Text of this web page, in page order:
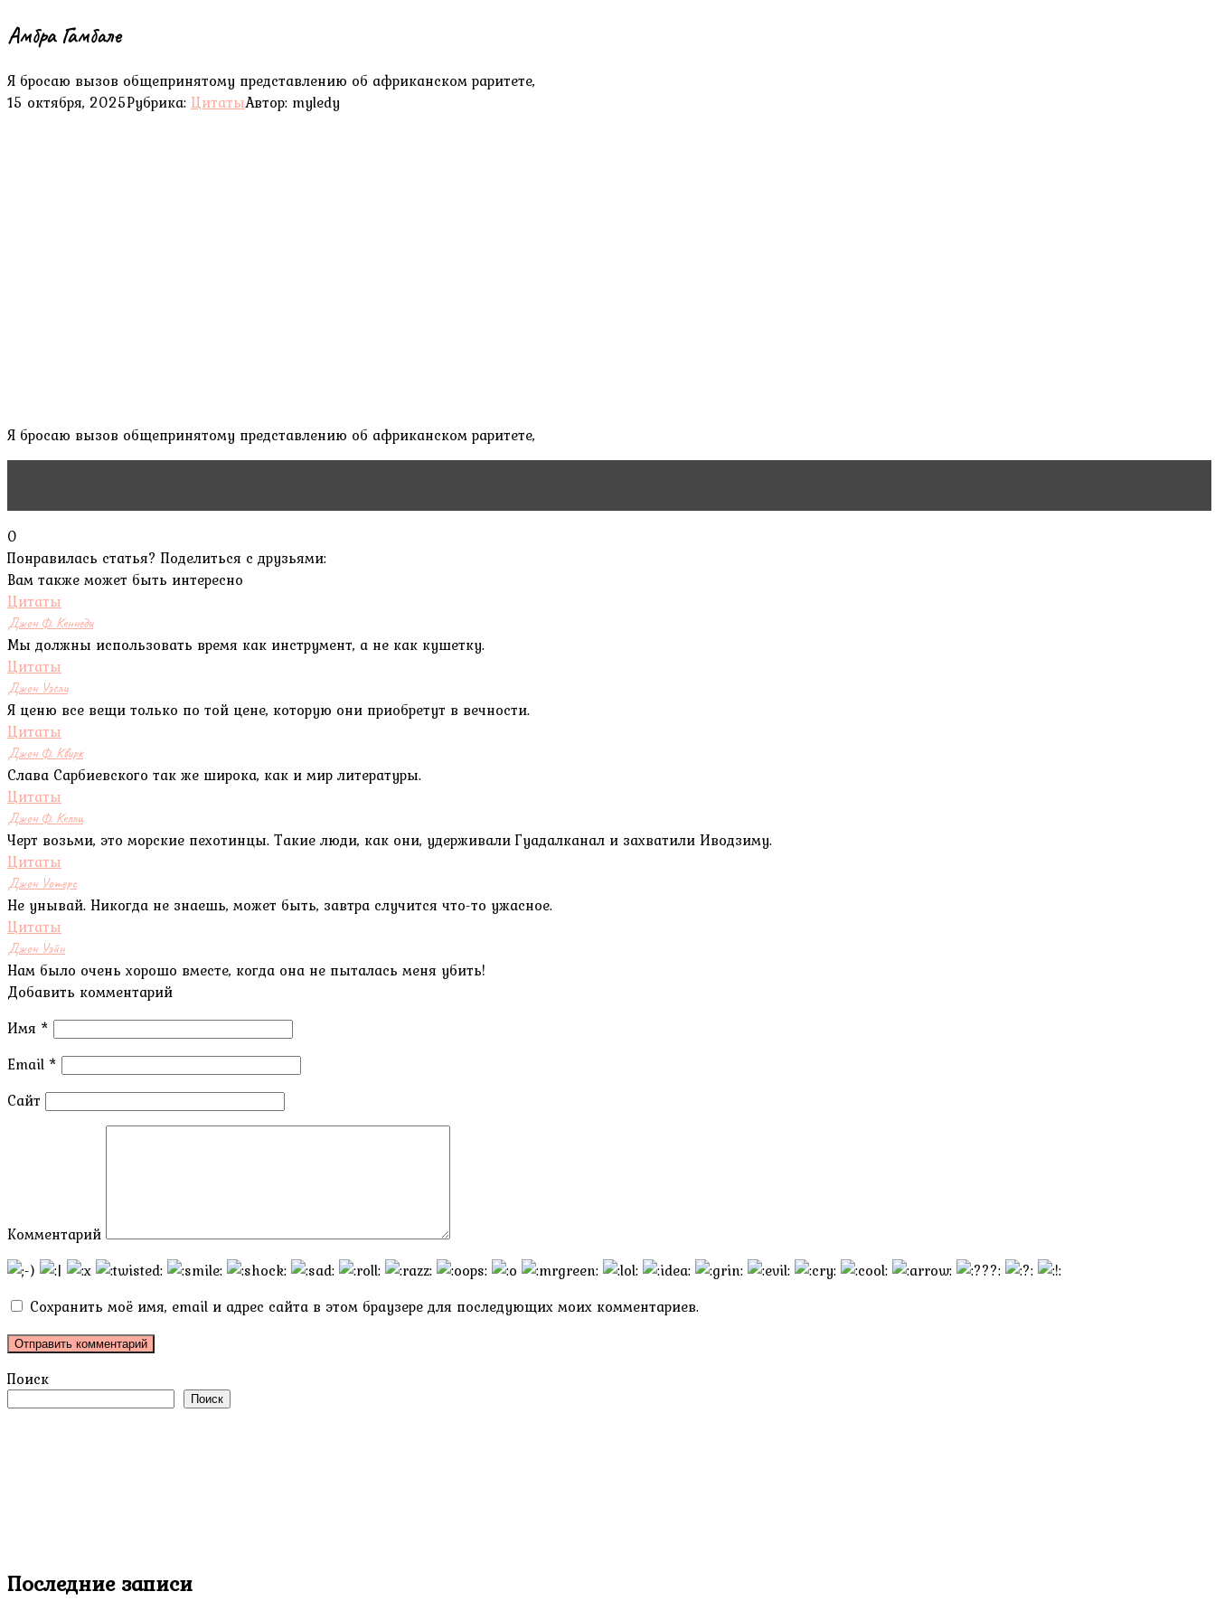
Амбра Гамбале
Я бросаю вызов общепринятому представлению об африканском раритете,
15 октября, 2025Рубрика: ЦитатыАвтор: myledy
Я бросаю вызов общепринятому представлению об африканском раритете,
0
Понравилась статья? Поделиться с друзьями:
Вам также может быть интересно
Цитаты
Джон Ф. Кеннеди
Мы должны использовать время как инструмент, а не как кушетку.
Цитаты
Джон Уэсли
Я ценю все вещи только по той цене, которую они приобретут в вечности.
Цитаты
Джон Ф. Квирк
Слава Сарбиевского так же широка, как и мир литературы.
Цитаты
Джон Ф. Келли
Черт возьми, это морские пехотинцы. Такие люди, как они, удерживали Гуадалканал и захватили Иводзиму.
Цитаты
Джон Уотерс
Не унывай. Никогда не знаешь, может быть, завтра случится что-то ужасное.
Цитаты
Джон Уэйн
Нам было очень хорошо вместе, когда она не пыталась меня убить!
Добавить комментарий
Имя *
Email *
Сайт
Комментарий
Сохранить моё имя, email и адрес сайта в этом браузере для последующих моих комментариев.
Поиск
Поиск
Последние записи